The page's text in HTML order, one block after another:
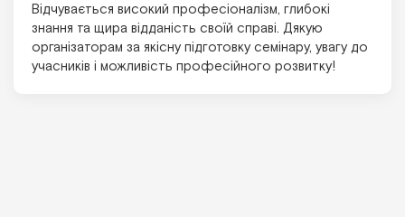
Відчувається високий професіоналізм, глибокі
знання та щира відданість своїй справі. Дякую
організаторам за якісну підготовку семінару, увагу до
учасників і можливість професійного розвитку!